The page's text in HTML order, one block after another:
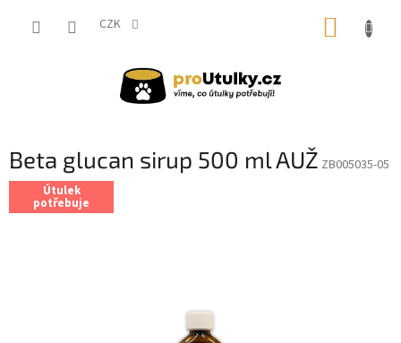
CZK
Beta glucan sirup 500 ml AUŽ ZB005035-05
Útulek
potřebuje